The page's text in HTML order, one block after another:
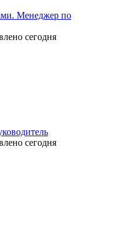
Менеджер по
сегодня
сегодня